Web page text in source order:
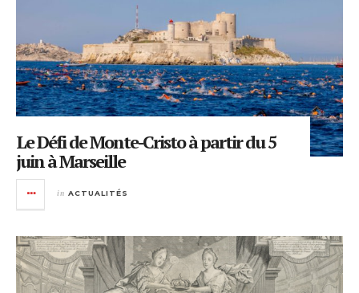
Le Défi de Monte-Cristo à partir du 5
juin à Marseille
in ACTUALITÉS